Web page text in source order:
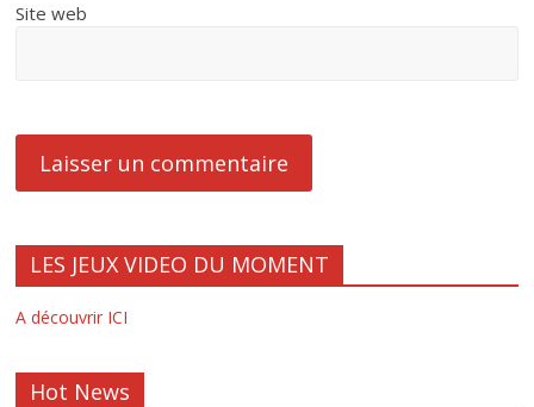
Site web
LES JEUX VIDEO DU MOMENT
A découvrir ICI
Hot News